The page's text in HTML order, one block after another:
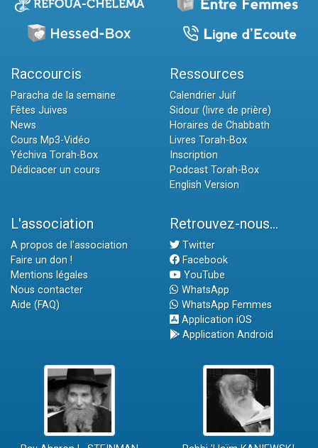
Raccourcis
Paracha de la semaine
Fêtes Juives
News
Cours Mp3-Vidéo
Yéchiva Torah-Box
Dédicacer un cours
Ressources
Calendrier Juif
Sidour (livre de prière)
Horaires de Chabbath
Livres Torah-Box
Inscription
Podcast Torah-Box
English Version
L'association
A propos de l'association
Faire un don !
Mentions légales
Nous contacter
Aide (FAQ)
Retrouvez-nous...
Twitter
Facebook
YouTube
WhatsApp
WhatsApp Femmes
Application iOS
Application Android